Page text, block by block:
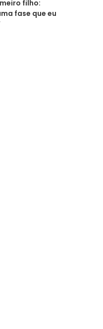
filho:
fase que eu